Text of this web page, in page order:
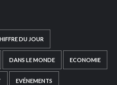
DU JOUR
DANS LE MONDE ECONOMIE
EVÉNEMENTS